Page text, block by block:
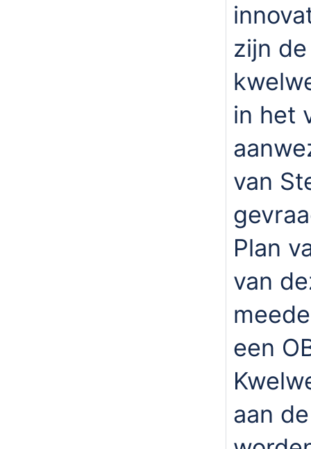
zijn
in het
van
Plan
van
een
aan